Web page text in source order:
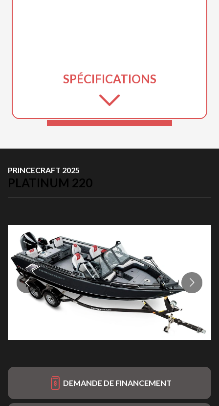
SPÉCIFICATIONS
PRINCECRAFT 2025
PLATINUM 220
DEMANDE DE FINANCEMENT